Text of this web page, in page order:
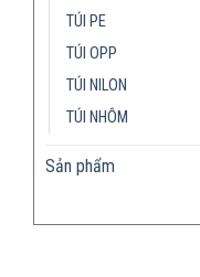
TÚI PE
TÚI OPP
TÚI NILON
TÚI NHÔM
Sản phẩm